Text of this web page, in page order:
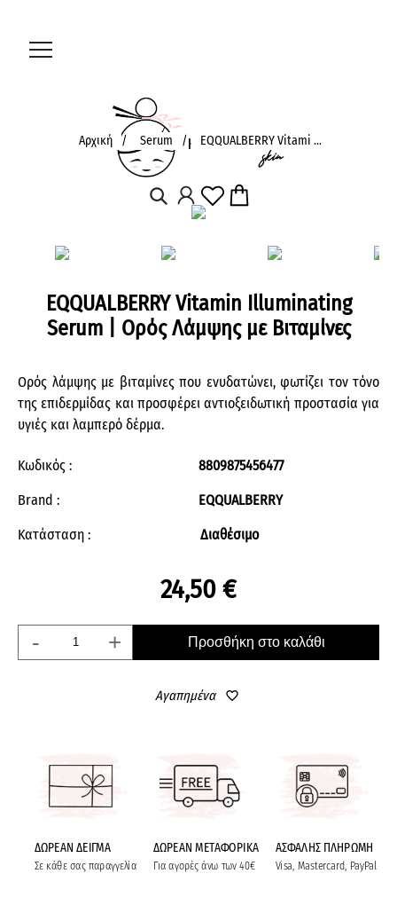
Αρχική / Serum / EQQUALBERRY Vitami ...
EQQUALBERRY Vitamin Illuminating
Serum | Ορός Λάμψης με Βιταμίνες
Ορός λάμψης με βιταμίνες που ενυδατώνει, φωτίζει τον τόνο
της επιδερμίδας και προσφέρει αντιοξειδωτική προστασία για
υγιές και λαμπερό δέρμα.
Κωδικός : 8809875456477
Brand : EQQUALBERRY
Κατάσταση : Διαθέσιμο
24,50 €
- + Προσθήκη στο καλάθι
ΔΩΡΕΑΝ ΔΕΙΓΜΑ
Σε κάθε σας παραγγελία
ΔΩΡΕΑΝ ΜΕΤΑΦΟΡΙΚΑ
Για αγορές άνω των 40€
ΑΣΦΑΛΗΣ ΠΛΗΡΩΜΗ
Visa, Mastercard, PayPal
Αγαπημένα favorite_border